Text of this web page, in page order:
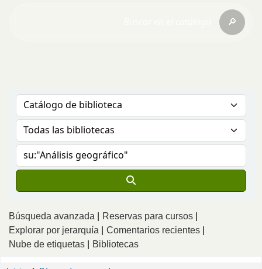
🔎
Búsqueda avanzada
Reservas para cursos
Explorar por jerarquía
Comentarios recientes
Nube de etiquetas
Bibliotecas